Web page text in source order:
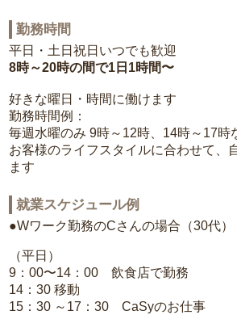
勤務時間
平日・土日祝日いつでも歓迎
8時～20時の間で1日1時間〜
好きな曜日・時間に働けます
勤務時間例：
毎週水曜のみ 9時～12時、14時～17時
お客様のライフスタイルに合わせて、
ます
就業スケジュール例
●Wワーク勤務のCさんの場合（30代）
（平日）
9：00〜14：00 飲食店で勤務
14：30 移動
15：30 ～17：30 CaSyのお仕事